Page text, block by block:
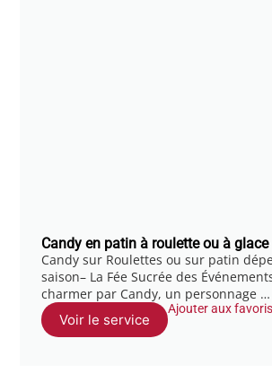
Candy en patin à roulette ou à glace
Candy sur Roulettes ou sur patin
saison– La Fée Sucrée des
charmer par Candy, un personnage …
Voir le service
Ajouter aux favoris